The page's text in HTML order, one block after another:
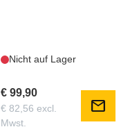
Nicht auf Lager
€ 99,90
€ 82,56 excl.
Mwst.
mail